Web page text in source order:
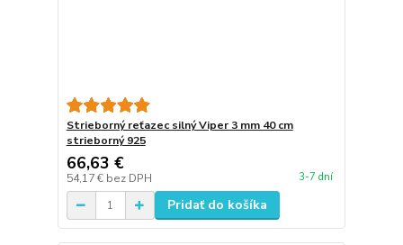
Strieborný reťazec silný Viper 3 mm 40 cm
strieborný 925
66,63 €
54,17 € bez DPH 3-7 dní
Pridať do košíka